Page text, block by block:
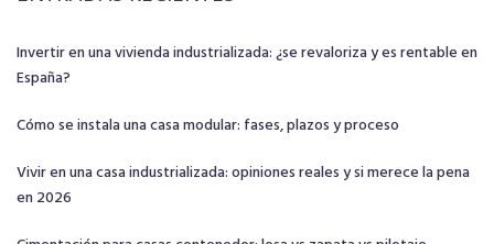
Invertir en una vivienda industrializada: ¿se revaloriza y es rentable en
España?
Cómo se instala una casa modular: fases, plazos y proceso
Vivir en una casa industrializada: opiniones reales y si merece la pena
en 2026